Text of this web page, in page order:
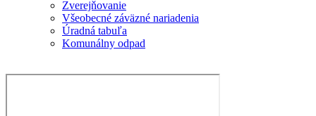
Zverejňovanie
Všeobecné záväzné nariadenia
Úradná tabuľa
Komunálny odpad